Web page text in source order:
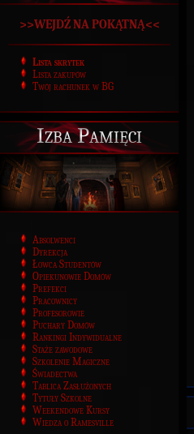
>>WEJDŹ NA POKĄTNĄ<<
Lista skrytek
Lista zakupów
Twój rachunek w BG
Izba Pamięci
Absolwenci
Dyrekcja
Łowca Studentów
Opiekunowie Domów
Prefekci
Pracownicy
Profesorowie
Puchary Domów
Rankingi Indywidualne
Staże zawodowe
Szkolenie Magiczne
Świadectwa
Tablica Zasłużonych
Tytuły Szkolne
Weekendowe Kursy
Wiedza o Ramesville